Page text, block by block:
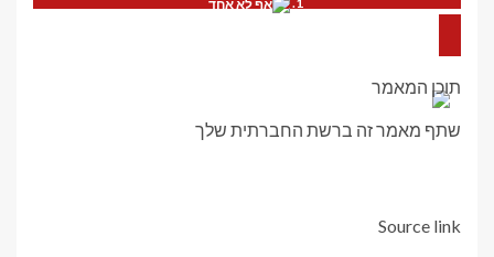
תוכן המאמר
שתף מאמר זה ברשת החברתית שלך
Source link